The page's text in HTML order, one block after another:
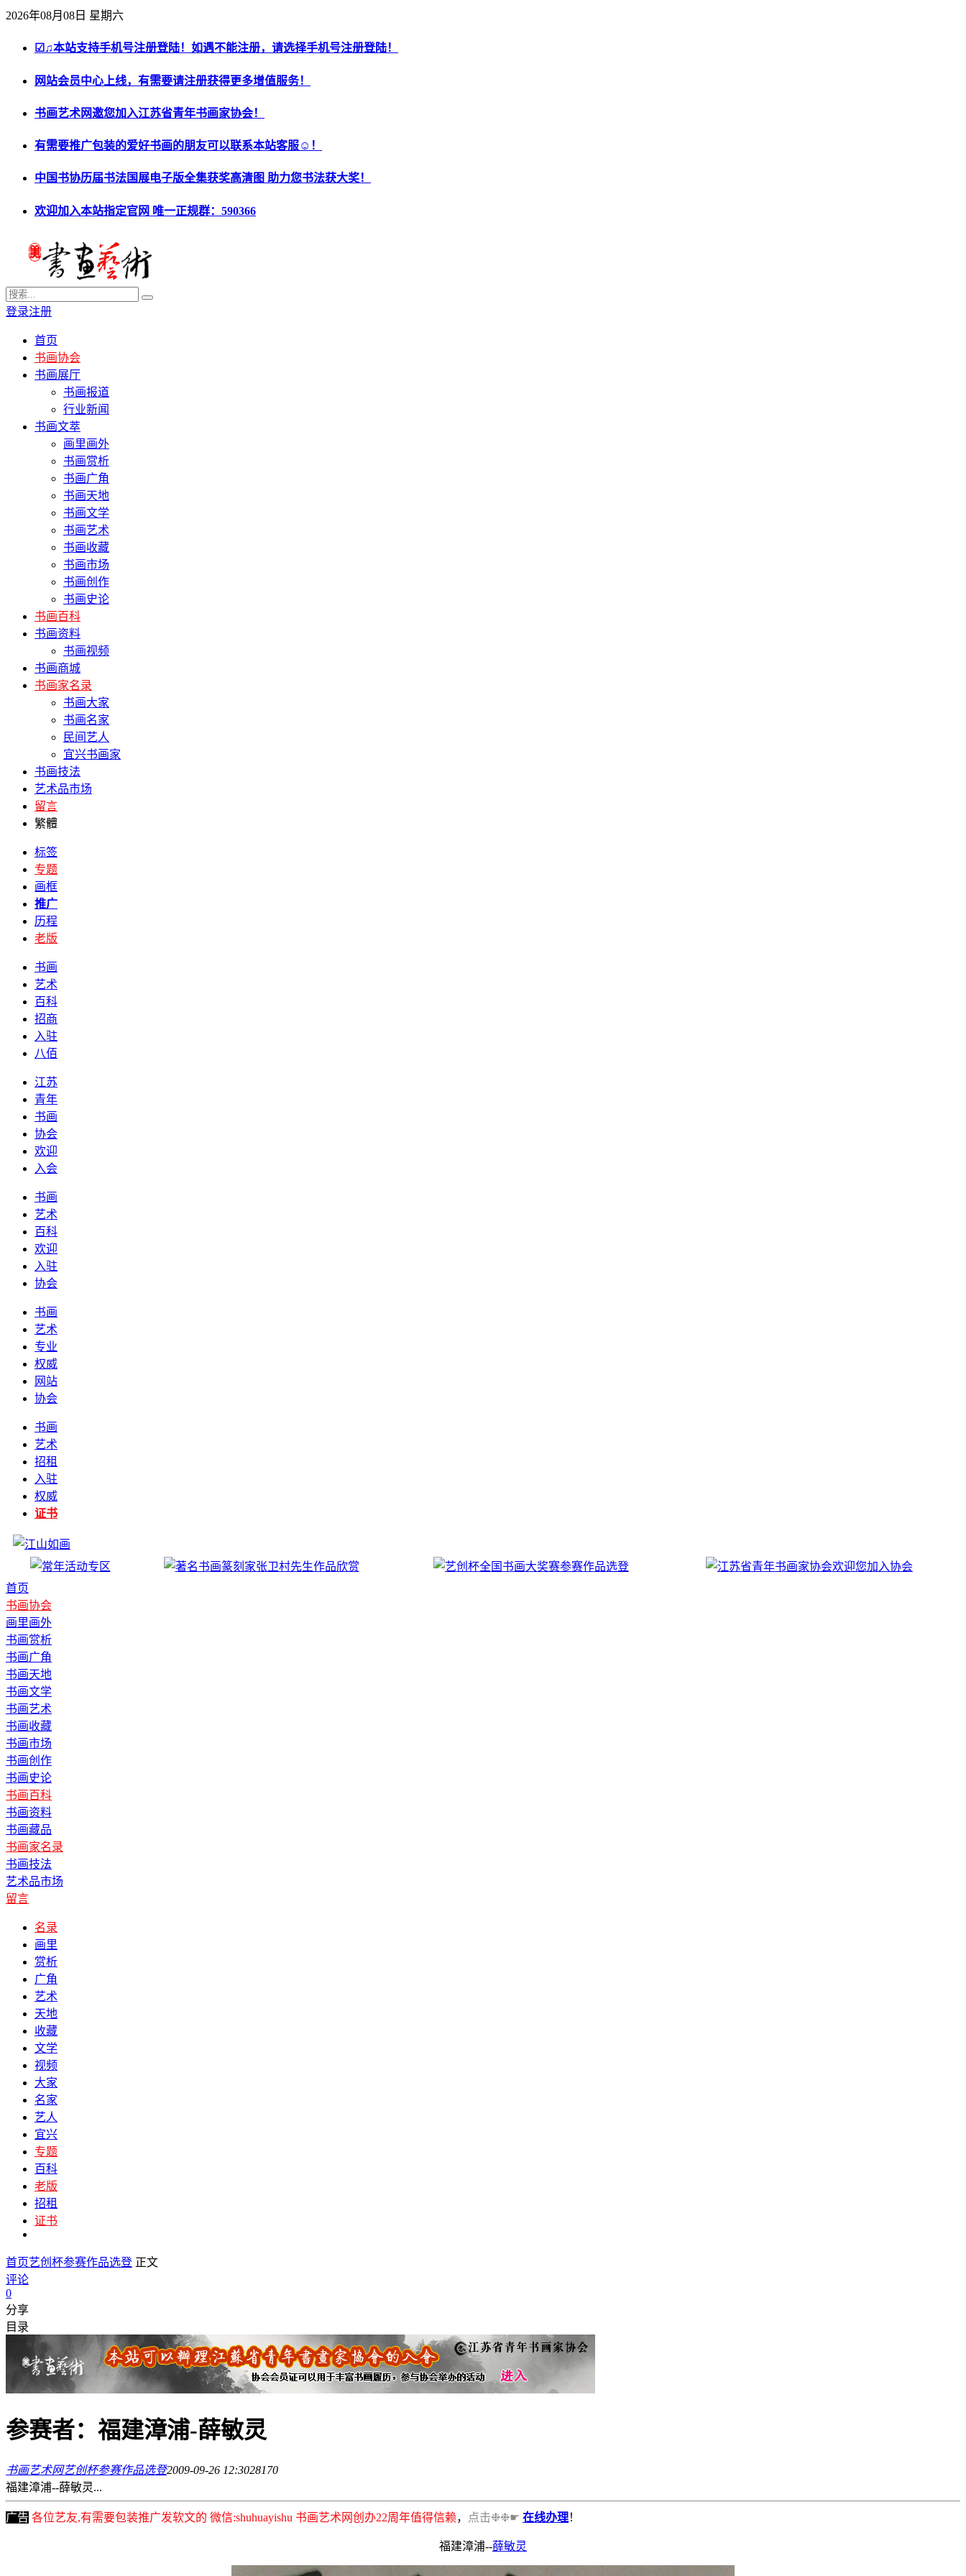
2026年08月08日 星期六
☑♫本站支持手机号注册登陆！如遇不能注册，请选择手机号注册登陆！
网站会员中心上线，有需要请注册获得更多增值服务！
书画艺术网邀您加入江苏省青年书画家协会！
有需要推广包装的爱好书画的朋友可以联系本站客服☺！
中国书协历届书法国展电子版全集获奖高清图 助力您书法获大奖！
欢迎加入本站指定官网 唯一正规群：590366
登录注册
首页
书画协会
书画展厅
书画报道
行业新闻
书画文萃
画里画外
书画赏析
书画广角
书画天地
书画文学
书画艺术
书画收藏
书画市场
书画创作
书画史论
书画百科
书画资料
书画视频
书画商城
书画家名录
书画大家
书画名家
民间艺人
宜兴书画家
书画技法
艺术品市场
留言
繁體
标签
专题
画框
推广
历程
老版
书画
艺术
百科
招商
入驻
八佰
江苏
青年
书画
协会
欢迎
入会
书画
艺术
百科
欢迎
入驻
协会
书画
艺术
专业
权威
网站
协会
书画
艺术
招租
入驻
权威
证书
首页
书画协会
画里画外
书画赏析
书画广角
书画天地
书画文学
书画艺术
书画收藏
书画市场
书画创作
书画史论
书画百科
书画资料
书画藏品
书画家名录
书画技法
艺术品市场
留言
名录
画里
赏析
广角
艺术
天地
收藏
文学
视频
大家
名家
艺人
宜兴
专题
百科
老版
招租
证书
首页艺创杯参赛作品选登 正文
评论
0
分享
目录
参赛者：福建漳浦-薛敏灵
书画艺术网艺创杯参赛作品选登2009-09-26 12:3028170
福建漳浦--薛敏灵...
广告 各位艺友,有需要包装推广发软文的 微信:shuhuayishu 书画艺术网创办22周年值得信赖， 点击❉❉☛ 在线办理！
福建漳浦--薛敏灵